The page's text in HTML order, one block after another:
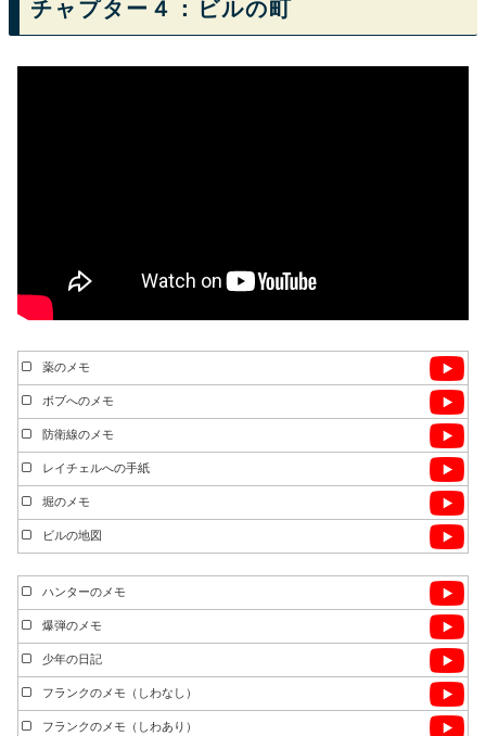
チャプター４：ビルの町
薬のメモ
ボブへのメモ
防衛線のメモ
レイチェルへの手紙
堀のメモ
ビルの地図
ハンターのメモ
爆弾のメモ
少年の日記
フランクのメモ（しわなし）
フランクのメモ（しわあり）